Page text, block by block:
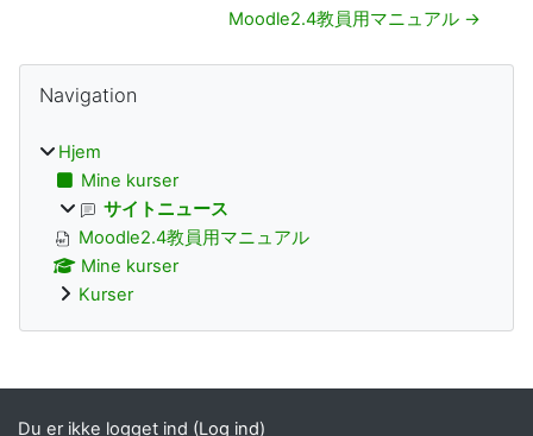
Moodle2.4教員用マニュアル →
Blokke
Navigation
Hjem
Mine kurser
サイトニュース
Moodle2.4教員用マニュアル
Mine kurser
Kurser
Supplerende blokke
Du er ikke logget ind (Log ind)